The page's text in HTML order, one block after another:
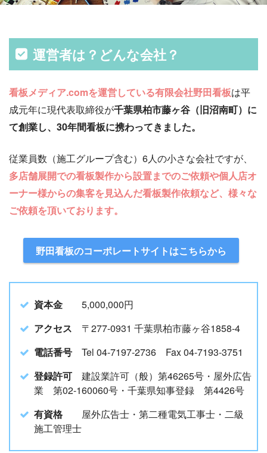
運営者は？どんな会社？
看板メディア.comを運営している有限会社野田看板は平
成元年に現代表取締役が千葉県柏市藤ヶ谷（旧沼南町）に
て創業し、30年間看板に携わってきました。
従業員数（施工グループ含む）6人の小さな会社ですが、
多店舗展開での看板製作から設置までのご依頼や個人店オ
ーナー様からの集客を見込んだ看板製作依頼など、様々な
ご依頼を頂いております。
野田看板のコーポレートサイトはこちらから
資本金 5,000,000円
アクセス 〒277-0931 千葉県柏市藤ヶ谷1858-4
電話番号 Tel 04-7197-2736 Fax 04-7193-3751
登録許可 建設業許可（般）第46265号・屋外広告
業 第02-160060号・千葉県知事登録 第4426号
有資格 屋外広告士・第二種電気工事士・二級
施工管理士